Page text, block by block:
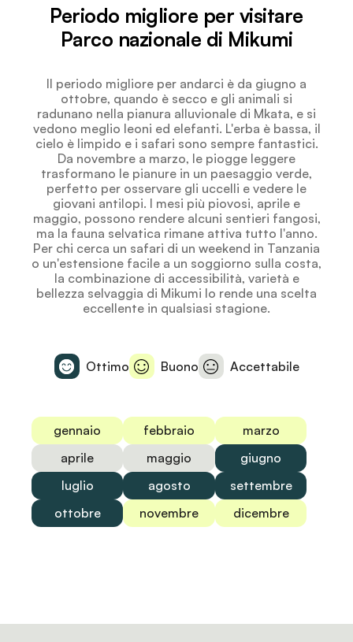
Periodo migliore per visitare
Parco nazionale di Mikumi
Il periodo migliore per andarci è da giugno a
ottobre, quando è secco e gli animali si
radunano nella pianura alluvionale di Mkata, e si
vedono meglio leoni ed elefanti. L'erba è bassa, il
cielo è limpido e i safari sono sempre fantastici.
Da novembre a marzo, le piogge leggere
trasformano le pianure in un paesaggio verde,
perfetto per osservare gli uccelli e vedere le
giovani antilopi. I mesi più piovosi, aprile e
maggio, possono rendere alcuni sentieri fangosi,
ma la fauna selvatica rimane attiva tutto l'anno.
Per chi cerca un safari di un weekend in Tanzania
o un'estensione facile a un soggiorno sulla costa,
la combinazione di accessibilità, varietà e
bellezza selvaggia di Mikumi lo rende una scelta
eccellente in qualsiasi stagione.
Ottimo Buono Accettabile
gennaio febbraio
marzo
aprile
maggio
giugno
luglio
agosto
settembre
ottobre
novembre dicembre